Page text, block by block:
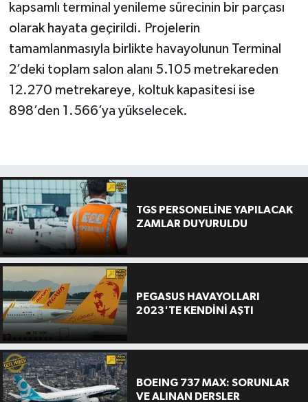
kapsamlı terminal yenileme sürecinin bir parçası
olarak hayata geçirildi. Projelerin
tamamlanmasıyla birlikte havayolunun Terminal
2’deki toplam salon alanı 5.105 metrekareden
12.270 metrekareye, koltuk kapasitesi ise
898’den 1.566’ya yükselecek.
TGS PERSONELİNE YAPILACAK
ZAMLAR DUYURULDU
PEGASUS HAVAYOLLARI
2023'TE KENDİNİ AŞTI
BOEING 737 MAX: SORUNLAR
VE ALINAN DERSLER